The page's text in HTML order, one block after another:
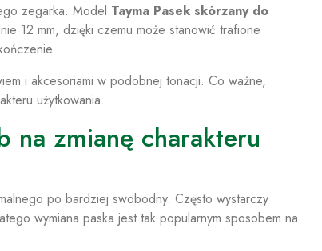
zegarka. Model Tayma Pasek skórzany do
12 mm, dzięki czemu może stanowić trafione
i akcesoriami w podobnej tonacji. Co ważne,
użytkowania.
na zmianę charakteru
po bardziej swobodny. Często wystarczy
wymiana paska jest tak popularnym sposobem na